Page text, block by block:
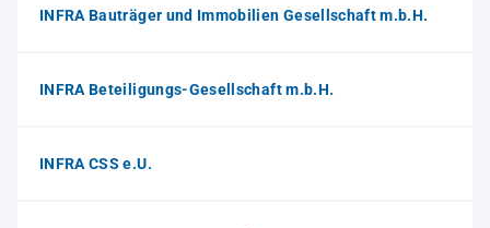
INFRA Bauträger und Immobilien Gesellschaft m.b.H.
INFRA Beteiligungs-Gesellschaft m.b.H.
INFRA CSS e.U.